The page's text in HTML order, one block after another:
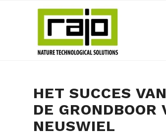
HET SUCCES
DE GRONDBOOR
NEUSWIEL